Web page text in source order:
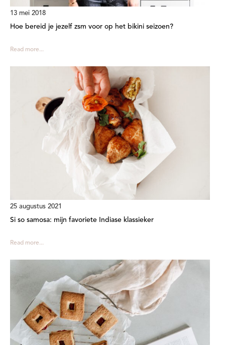
13 mei 2018
Hoe bereid je jezelf zsm voor op het bikini seizoen?
Read more...
25 augustus 2021
Si so samosa: mijn favoriete Indiase klassieker
Read more...